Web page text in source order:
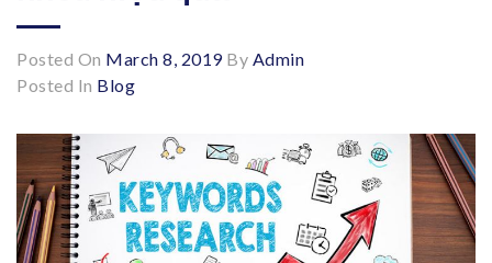
Posted On March 8, 2019By Admin
Posted In Blog